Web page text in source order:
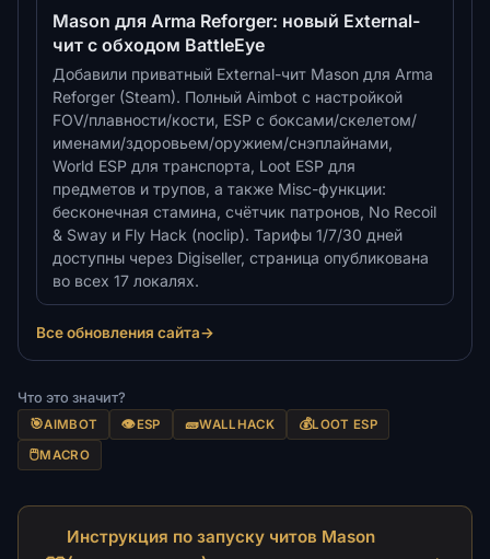
Mason для Arma Reforger: новый External-
чит с обходом BattleEye
Добавили приватный External-чит Mason для Arma
Reforger (Steam). Полный Aimbot с настройкой
FOV/плавности/кости, ESP с боксами/скелетом/
именами/здоровьем/оружием/снэплайнами,
World ESP для транспорта, Loot ESP для
предметов и трупов, а также Misc-функции:
бесконечная стамина, счётчик патронов, No Recoil
& Sway и Fly Hack (noclip). Тарифы 1/7/30 дней
доступны через Digiseller, страница опубликована
во всех 17 локалях.
Все обновления сайта→
Что это значит?
🎯AIMBOT 👁️ESP 🧱WALLHACK 💰LOOT ESP
🖱️MACRO
Инструкция по запуску читов Mason